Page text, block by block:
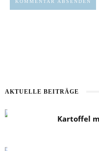
AKTUELLE BEITRÄGE
Kartoffel